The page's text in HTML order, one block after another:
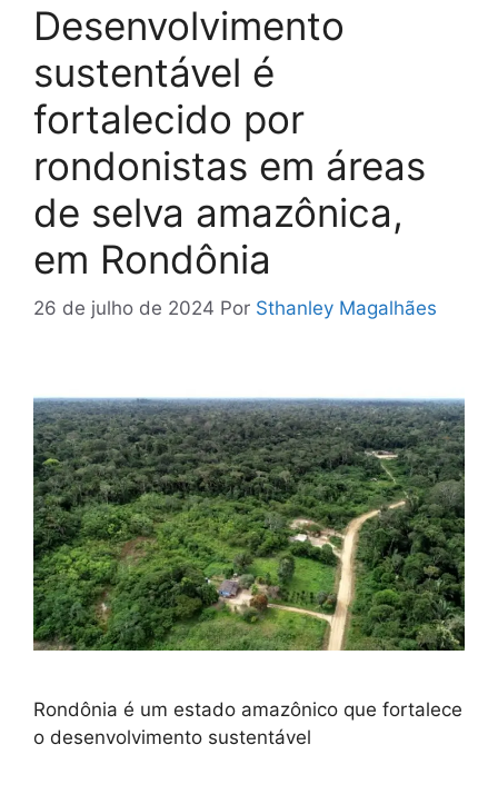
Desenvolvimento
sustentável é
fortalecido por
rondonistas em áreas
de selva amazônica,
em Rondônia
26 de julho de 2024 Por Sthanley Magalhães
Rondônia é um estado amazônico que fortalece
o desenvolvimento sustentável